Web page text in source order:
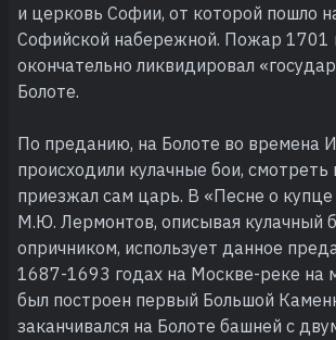
и церковь Софии, от которой пошло
Софийской набережной. Пожар 1701
окончательно ликвидировал
Болоте.
По преданию, на Болоте во времена
происходили кулачные бои,
приезжал сам царь. В «Песне о
М.Ю. Лермонтов, описывая кулачный
опричником, использует данное
1687-1693 годах на Москве-реке на
был построен первый Большой
заканчивался на Болоте башней с